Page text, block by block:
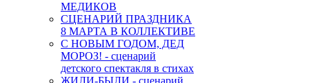
МЕДИКОВ
СЦЕНАРИЙ ПРАЗДНИКА
8 МАРТА В КОЛЛЕКТИВЕ
С НОВЫМ ГОДОМ, ДЕД
МОРОЗ! - сценарий
детского спектакля в стихах
ЖИЛИ-БЫЛИ - сценарий